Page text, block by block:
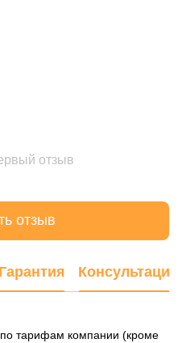
отзыв
отзыв
Гарантия Консультация
тарифам компании (кроме